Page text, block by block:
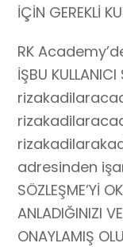
İÇİN GEREKLİ
RK
İŞBU KULLANICI
adresinden
SÖZLEŞME’Yİ
ANLADIĞINIZI
ONAYLAMIŞ